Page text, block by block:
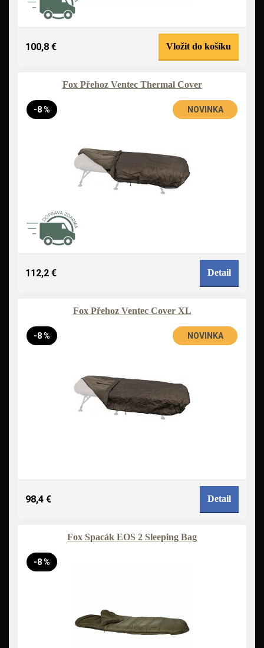
100,8 € Vložit do košíku
Fox Přehoz Ventec Thermal Cover
-8 % NOVINKA
112,2 € Detail
Fox Přehoz Ventec Cover XL
-8 % NOVINKA
98,4 € Detail
Fox Spacák EOS 2 Sleeping Bag
-8 %